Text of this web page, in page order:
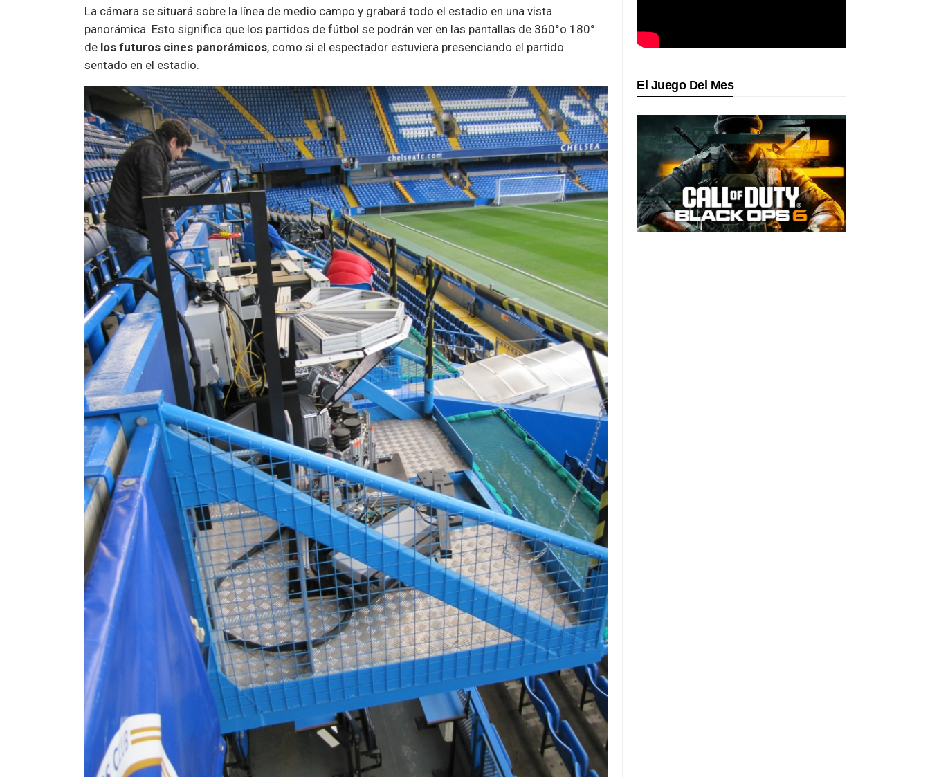
La cámara se situará sobre la línea de medio campo y grabará todo el estadio en una vista
panorámica. Esto significa que los partidos de fútbol se podrán ver en las pantallas de 360°o 180°
de los futuros cines panorámicos, como si el espectador estuviera presenciando el partido
sentado en el estadio.
El Juego Del Mes